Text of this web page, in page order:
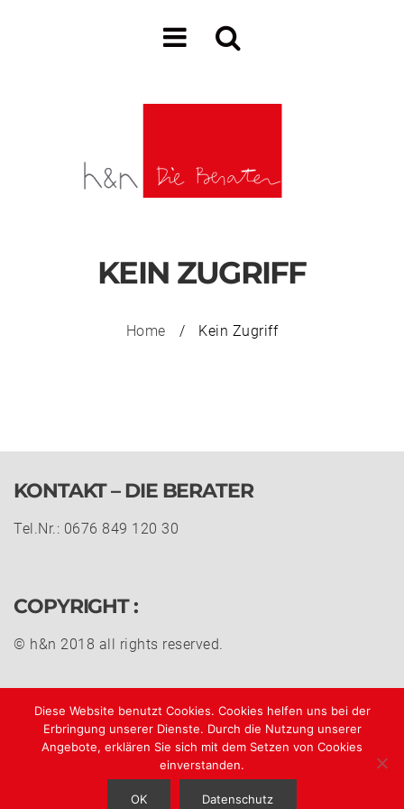
KEIN ZUGRIFF
Home / Kein Zugriff
KONTAKT – DIE BERATER
Tel.Nr.: 0676 849 120 30
COPYRIGHT :
© h&n 2018 all rights reserved.
Impressum
Datenschutz
Diese Website benutzt Cookies. Cookies helfen uns bei der
Erbringung unserer Dienste. Durch die Nutzung unserer
Angebote, erklären Sie sich mit dem Setzen von Cookies
einverstanden.
OK Datenschutz